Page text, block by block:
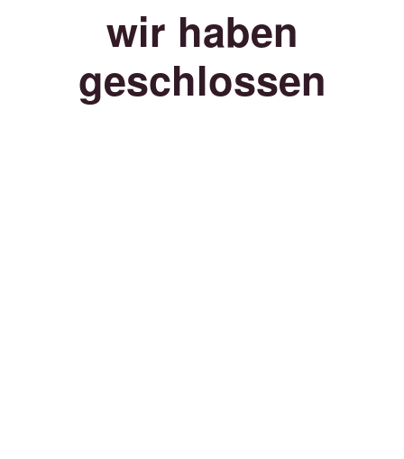
wir haben
geschlossen